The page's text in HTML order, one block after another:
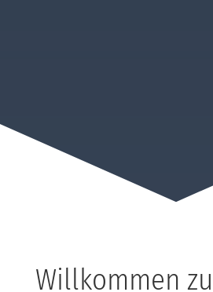
Willkommen